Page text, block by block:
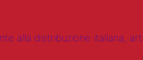
alla distribuzione italiana,